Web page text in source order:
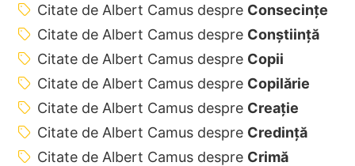
Citate de Albert Camus despre Consecințe
Citate de Albert Camus despre Conștiință
Citate de Albert Camus despre Copii
Citate de Albert Camus despre Copilărie
Citate de Albert Camus despre Creație
Citate de Albert Camus despre Credință
Citate de Albert Camus despre Crimă